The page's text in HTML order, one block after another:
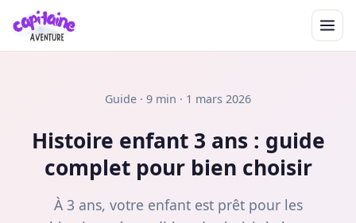
Guide · 9 min · 1 mars 2026
Histoire enfant 3 ans : guide
complet pour bien choisir
À 3 ans, votre enfant est prêt pour les